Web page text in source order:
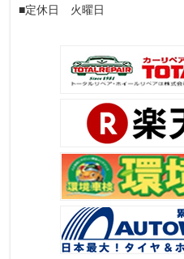
■定休日 火曜日